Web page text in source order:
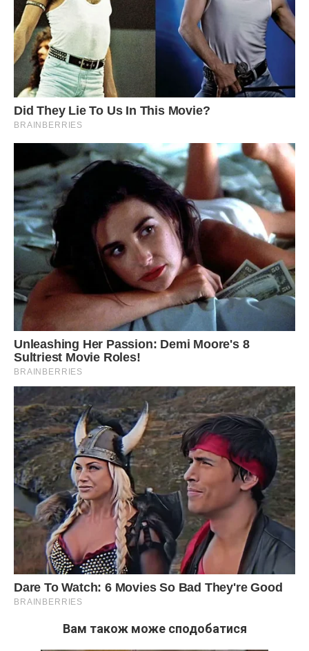
– Все в порядку, Світланко, поїхали додому.
Вам також може сподобатися